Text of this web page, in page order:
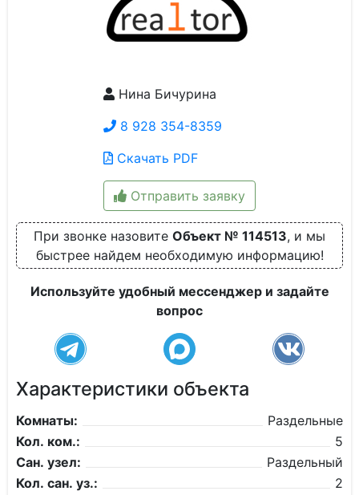
Нина Бичурина
8 928 354-8359
Скачать PDF
Отправить заявку
При звонке назовите Объект № 114513, и мы
быстрее найдем необходимую информацию!
Используйте удобный мессенджер и задайте
вопрос
Характеристики объекта
Комнаты:
Раздельные
Кол. ком.:
5
Сан. узел:
Раздельный
Кол. сан. уз.:
2